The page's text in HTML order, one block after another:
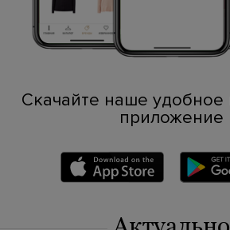
Скачайте наше
приложение